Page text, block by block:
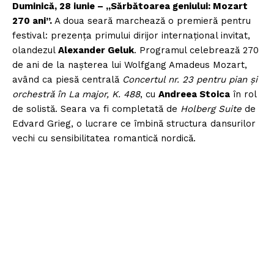
Duminică, 28 iunie – „Sărbătoarea geniului: Mozart
270 ani”. A doua seară marchează o premieră pentru
festival: prezența primului dirijor internațional invitat,
olandezul Alexander Geluk. Programul celebrează 270
de ani de la nașterea lui Wolfgang Amadeus Mozart,
având ca piesă centrală Concertul nr. 23 pentru pian și
orchestră în La major, K. 488, cu Andreea Stoica în rol
de solistă. Seara va fi completată de Holberg Suite de
Edvard Grieg, o lucrare ce îmbină structura dansurilor
vechi cu sensibilitatea romantică nordică.